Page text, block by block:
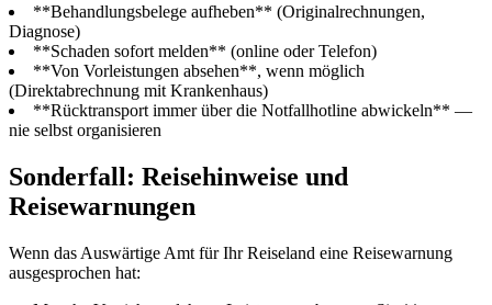
**Behandlungsbelege aufheben** (Originalrechnungen,
Diagnose)
**Schaden sofort melden** (online oder Telefon)
**Von Vorleistungen absehen**, wenn möglich
(Direktabrechnung mit Krankenhaus)
**Rücktransport immer über die Notfallhotline abwickeln** —
nie selbst organisieren
Sonderfall: Reisehinweise und
Reisewarnungen
Wenn das Auswärtige Amt für Ihr Reiseland eine Reisewarnung
ausgesprochen hat: